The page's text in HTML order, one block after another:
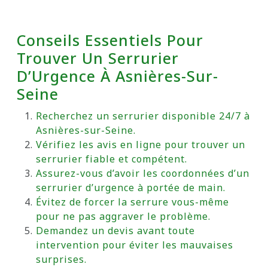
Conseils Essentiels Pour
Trouver Un Serrurier
D’Urgence À Asnières-Sur-
Seine
Recherchez un serrurier disponible 24/7 à
Asnières-sur-Seine.
Vérifiez les avis en ligne pour trouver un
serrurier fiable et compétent.
Assurez-vous d’avoir les coordonnées d’un
serrurier d’urgence à portée de main.
Évitez de forcer la serrure vous-même
pour ne pas aggraver le problème.
Demandez un devis avant toute
intervention pour éviter les mauvaises
surprises.